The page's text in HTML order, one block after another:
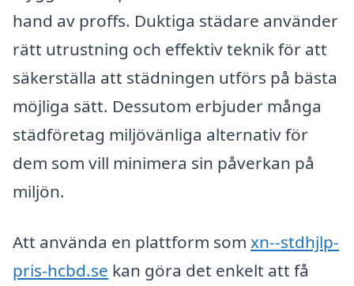
hand av proffs. Duktiga städare använder
rätt utrustning och effektiv teknik för att
säkerställa att städningen utförs på bästa
möjliga sätt. Dessutom erbjuder många
städföretag miljövänliga alternativ för
dem som vill minimera sin påverkan på
miljön.
Att använda en plattform som xn--stdhjlp-
pris-hcbd.se kan göra det enkelt att få